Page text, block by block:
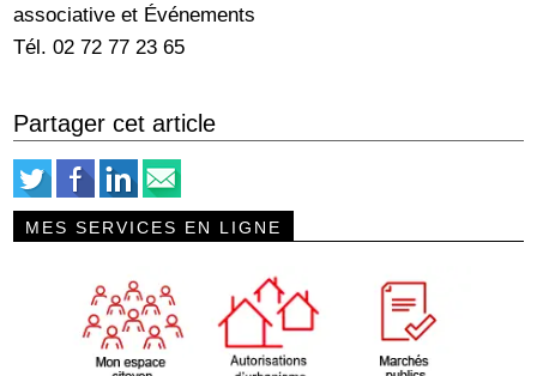
associative et Événements
Tél. 02 72 77 23 65
Partager cet article
MES SERVICES EN LIGNE